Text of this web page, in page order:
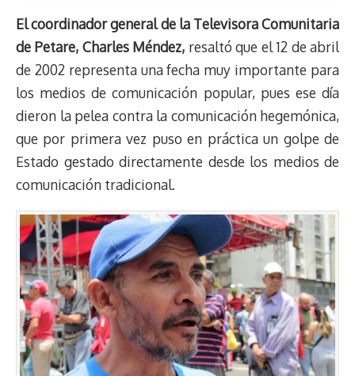
El coordinador general de la Televisora Comunitaria
de Petare, Charles Méndez, resaltó que el 12 de abril
de 2002 representa una fecha muy importante para
los medios de comunicación popular, pues ese día
dieron la pelea contra la comunicación hegemónica,
que por primera vez puso en práctica un golpe de
Estado gestado directamente desde los medios de
comunicación tradicional.